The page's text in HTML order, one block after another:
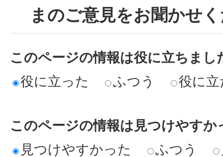
まのご意見をお聞かせ
このページの情報は役に立ちまし
役に立った
ふつう 役に
このページの情報は見つけやすか
見つけやすかった
ふつう